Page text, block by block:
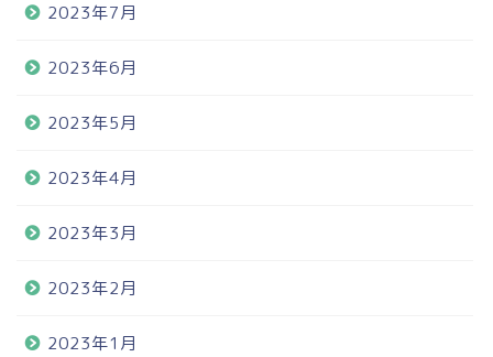
2023年7月
2023年6月
2023年5月
2023年4月
2023年3月
2023年2月
2023年1月